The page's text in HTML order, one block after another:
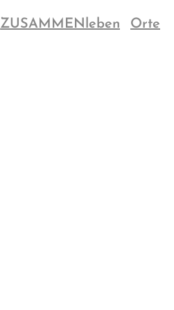
ZUSAMMENleben Orte